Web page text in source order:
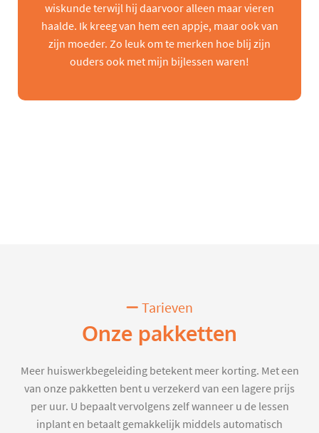
wiskunde terwijl hij daarvoor alleen maar vieren
haalde. Ik kreeg van hem een appje, maar ook van
zijn moeder. Zo leuk om te merken hoe blij zijn
ouders ook met mijn bijlessen waren!
Tarieven
Onze pakketten
Meer huiswerkbegeleiding betekent meer korting. Met een
van onze pakketten bent u verzekerd van een lagere prijs
per uur. U bepaalt vervolgens zelf wanneer u de lessen
inplant en betaalt gemakkelijk middels automatisch